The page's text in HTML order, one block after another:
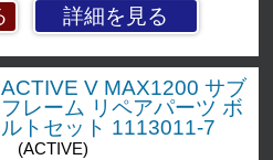
詳細を見る
ACTIVE V MAX1200 サブ
フレーム リペアパーツ ボ
ルトセット 1113011-7
(ACTIVE)